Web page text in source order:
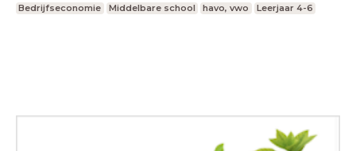
Bedrijfseconomie Middelbare school havo, vwo Leerjaar 4-6